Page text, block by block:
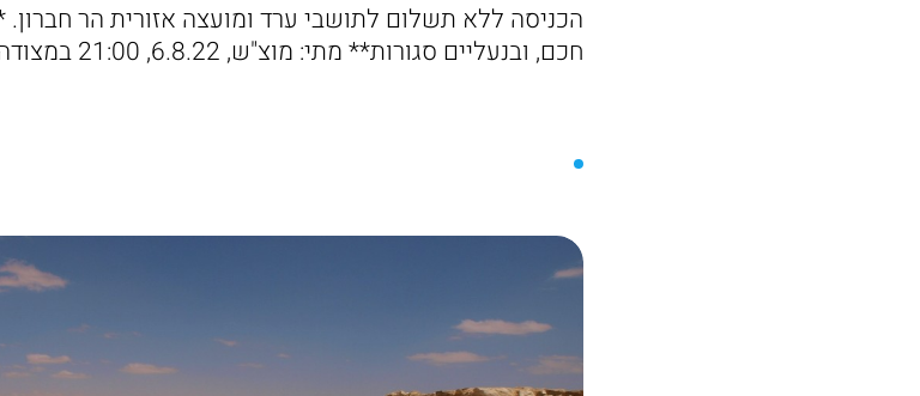
הכניסה ללא תשלום לתושבי ערד ומועצה אזורית הר
חכם, ובנעליים סגורות** מתי: מוצ"ש, 6.8.22, 21:00 במצודה הישראלית – גן לאומי תל ערד